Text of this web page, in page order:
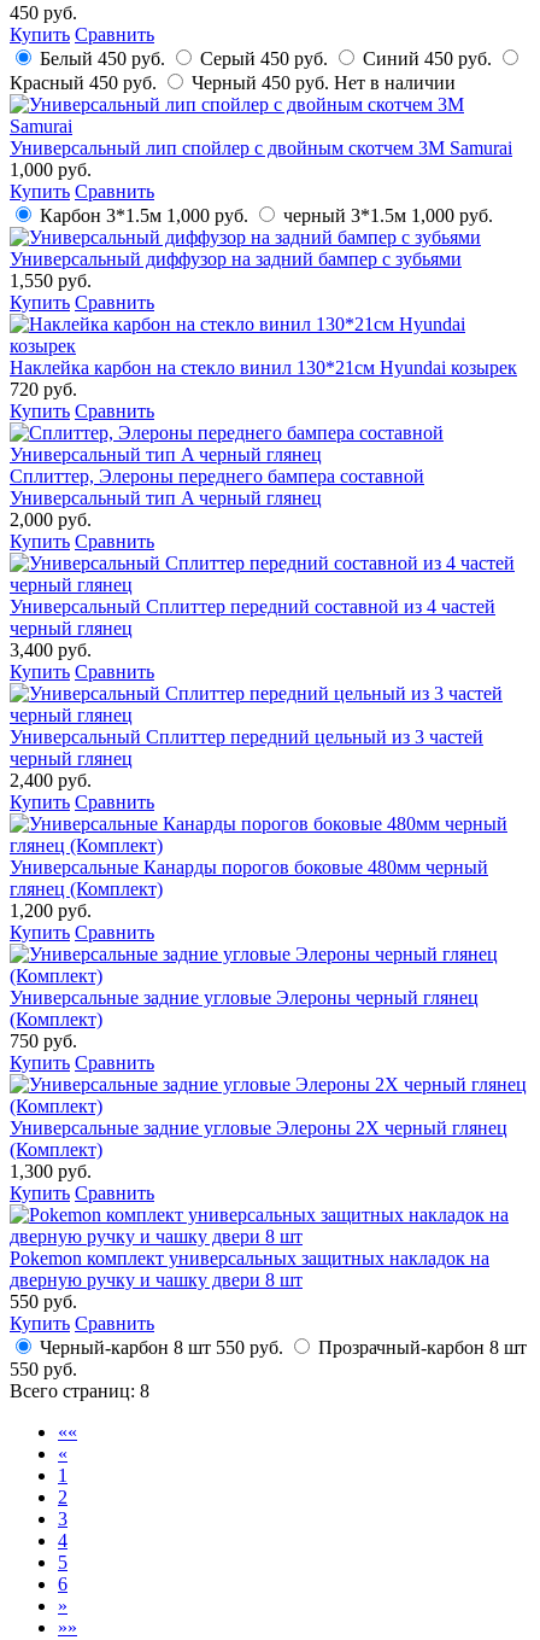
450 руб.
Купить Сравнить
Белый 450 руб. Серый 450 руб. Синий 450 руб.
Красный 450 руб. Черный 450 руб. Нет в наличии
Универсальный лип спойлер с двойным скотчем 3М Samurai
1,000 руб.
Купить Сравнить
Карбон 3*1.5м 1,000 руб. черный 3*1.5м 1,000 руб.
Универсальный диффузор на задний бампер с зубьями
1,550 руб.
Купить Сравнить
Наклейка карбон на стекло винил 130*21см Hyundai козырек
720 руб.
Купить Сравнить
Сплиттер, Элероны переднего бампера составной
Универсальный тип A черный глянец
2,000 руб.
Купить Сравнить
Универсальный Сплиттер передний составной из 4 частей
черный глянец
3,400 руб.
Купить Сравнить
Универсальный Сплиттер передний цельный из 3 частей
черный глянец
2,400 руб.
Купить Сравнить
Универсальные Канарды порогов боковые 480мм черный
глянец (Комплект)
1,200 руб.
Купить Сравнить
Универсальные задние угловые Элероны черный глянец
(Комплект)
750 руб.
Купить Сравнить
Универсальные задние угловые Элероны 2X черный глянец
(Комплект)
1,300 руб.
Купить Сравнить
Pokemon комплект универсальных защитных накладок на
дверную ручку и чашку двери 8 шт
550 руб.
Купить Сравнить
Черный-карбон 8 шт 550 руб.
Прозрачный-карбон 8 шт
550 руб.
Всего страниц: 8
««
«
1
2
3
4
5
6
»
»»